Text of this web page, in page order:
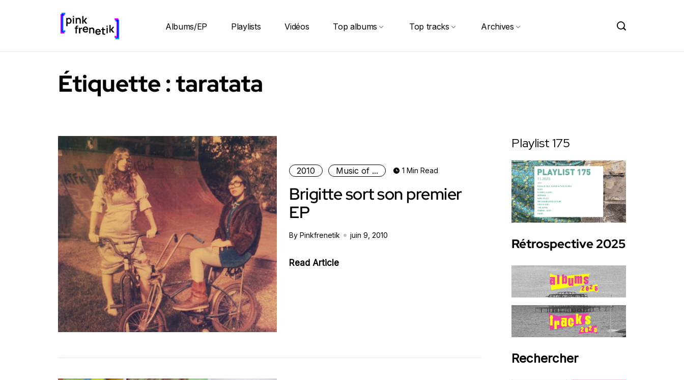
Albums/EP Playlists Vidéos Top albums Top tracks Archives
Étiquette :taratata
2010 Music of ... 1 Min Read
Brigitte sort son premier
EP
By Pinkfrenetik juin 9, 2010
Read Article
Playlist 175
Rétrospective 2025
Rechercher